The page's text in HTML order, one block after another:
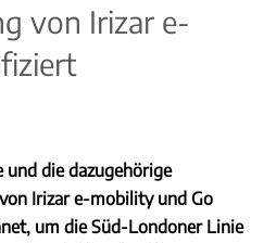
von Irizar e-
und die dazugehörige
Irizar e-mobility und Go
um die Süd-Londoner Linie